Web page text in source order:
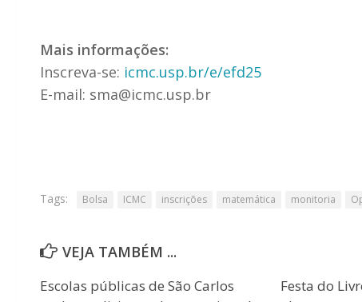
Mais informações:
Inscreva-se: icmc.usp.br/e/efd25
E-mail: sma@icmc.usp.br
Tags: Bolsa ICMC inscrições matemática monitoria
VEJA TAMBÉM ...
Escolas públicas de São Carlos
Festa do